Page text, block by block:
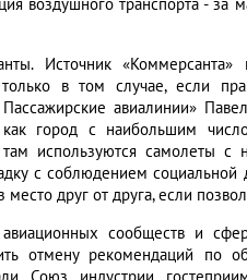
воздушного транспорта - за
Источник
в том случае, если
авиалинии»
город с наибольшим
используются самолеты с
с соблюдением социальной
друг от друга, если
сообществ и
отмену рекомендаций по